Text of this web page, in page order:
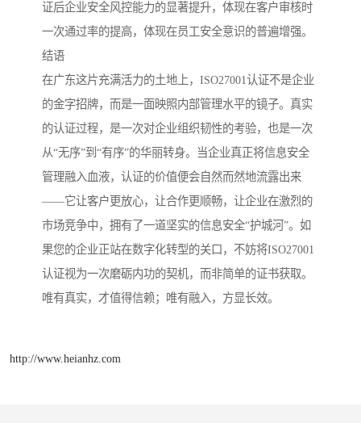
证后企业安全风控能力的显著提升，体现在客户审核时
一次通过率的提高，体现在员工安全意识的普遍增强。
结语
在广东这片充满活力的土地上，ISO27001认证不是企业
的金字招牌，而是一面映照内部管理水平的镜子。真实
的认证过程，是一次对企业组织韧性的考验，也是一次
从“无序”到“有序”的华丽转身。当企业真正将信息安全
管理融入血液，认证的价值便会自然而然地流露出来
——它让客户更放心，让合作更顺畅，让企业在激烈的
市场竞争中，拥有了一道坚实的信息安全“护城河”。如
果您的企业正站在数字化转型的关口，不妨将ISO27001
认证视为一次磨砺内功的契机，而非简单的证书获取。
唯有真实，才值得信赖；唯有融入，方显长效。
http://www.heianhz.com